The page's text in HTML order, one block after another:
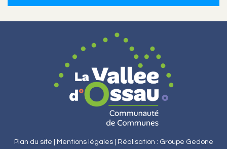
Plan du site | Mentions légales | Réalisation : Groupe Gedone